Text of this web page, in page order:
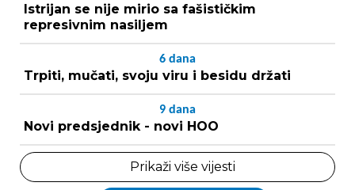
Istrijan se nije mirio sa fašističkim
represivnim nasiljem
6 dana
Trpiti, mučati, svoju viru i besidu držati
9 dana
Novi predsjednik - novi HOO
Prikaži više vijesti